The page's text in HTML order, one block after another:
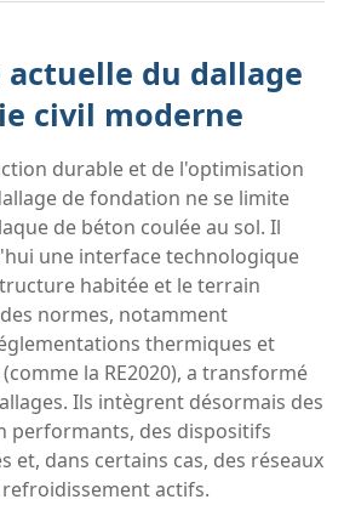
du dallage
civil moderne
durable et de l'optimisation
de fondation ne se limite
de béton coulée au sol. Il
une interface technologique
habitée et le terrain
normes, notamment
thermiques et
la RE2020), a transformé
Ils intègrent désormais des
performants, des dispositifs
et, dans certains cas, des réseaux
actifs.